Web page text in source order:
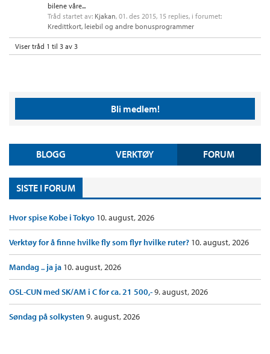
bilene våre...
Tråd startet av: Kjakan, 01. des 2015, 15 replies, i forumet:
Kredittkort, leiebil og andre bonusprogrammer
Viser tråd 1 til 3 av 3
Bli medlem!
BLOGG VERKTØY FORUM
SISTE I FORUM
Hvor spise Kobe i Tokyo 10. august, 2026
Verktøy for å finne hvilke fly som flyr hvilke ruter? 10. august, 2026
Mandag .. ja ja 10. august, 2026
OSL-CUN med SK/AM i C for ca. 21 500,-9. august, 2026
Søndag på solkysten9. august, 2026